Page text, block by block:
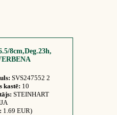
8cm,Deg.23h,
SVS247552 2
kastē: 10
STEINHART
1.69 EUR)